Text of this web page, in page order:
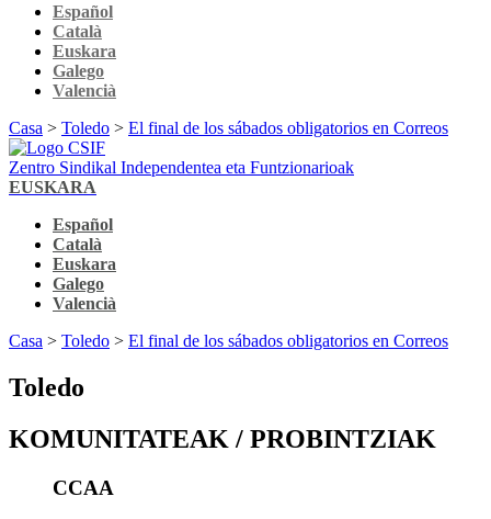
Español
Català
Euskara
Galego
Valencià
Casa > Toledo > El final de los sábados obligatorios en Correos
Zentro Sindikal Independentea eta Funtzionarioak
EUSKARA
Español
Català
Euskara
Galego
Valencià
Casa > Toledo > El final de los sábados obligatorios en Correos
Toledo
KOMUNITATEAK / PROBINTZIAK
CCAA